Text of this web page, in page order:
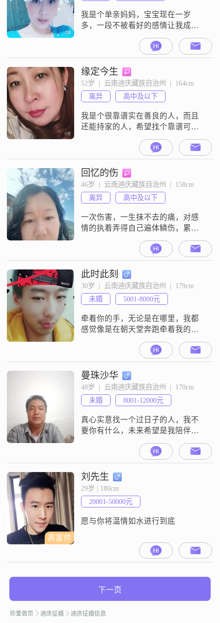
我是个单亲妈妈，宝宝现在一岁
多，一段不被看好的感情让我成了
单亲妈妈，现在真心想找个过日子
的，离过婚带着孩子也没关系，只
要能关心我父母和孩子的，父母和
孩子是我的一切。
缘定今生
52岁  |  云南迪庆藏族自治州  |  164cm
离异
高中及以下
我是个很靠谱实在善良的人，而且
还能持家的人，希望找个靠谱可以
托付终身且经济条件不差于我的
回忆的伤
46岁  |  云南迪庆藏族自治州  |  158cm
离异
高中及以下
一次伤害，一生抹不去的痛，对感
情的执着弄得自己遍体鳞伤，累
了，倦了，好羡慕别人能没心没肺
的活，好想找个肩膀靠一靠
此时此刻
30岁  |  云南迪庆藏族自治州  |  179cm
未婚
5001-8000元
牵着你的手，无论是在哪里，我都
感觉像是在朝天堂奔跑牵着我的
手，闭着眼睛走你也不会迷路我颠
覆了整个世界只为摆正你的倒影
曼珠沙华
48岁  |  云南迪庆藏族自治州  |  170cm
未婚
8001-12000元
真心实意找一个过日子的人，我不
要你有什么，未来希望是我陪伴你
高富帅
刘先生
29岁 | 180cm
20001-50000元
愿与你将温情如水进行到底
下一页
珍爱首页 迪庆征婚 迪庆征婚信息